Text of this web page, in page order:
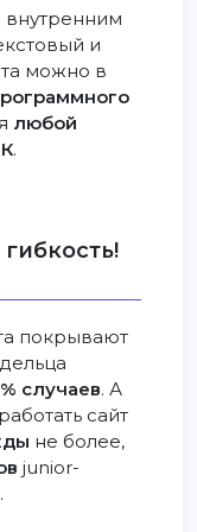
и
можно в
любой
.
покрывают
случаев. А
сайт
не более,
junior-